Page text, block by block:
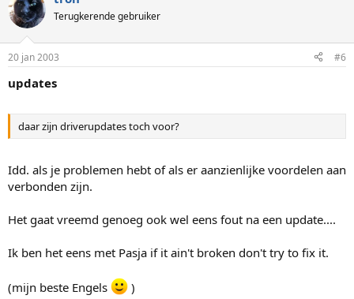
Terugkerende gebruiker
20 jan 2003 #6
updates
daar zijn driverupdates toch voor?
Idd. als je problemen hebt of als er aanzienlijke voordelen aan
verbonden zijn.
Het gaat vreemd genoeg ook wel eens fout na een update....
Ik ben het eens met Pasja if it ain't broken don't try to fix it.
(mijn beste Engels )